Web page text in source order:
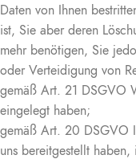
Daten von Ihnen
ist, Sie aber deren
mehr benötigen, Sie
oder Verteidigung von
gemäß Art. 21 DSGVO
eingelegt haben;
gemäß Art. 20 DSGVO
uns bereitgestellt